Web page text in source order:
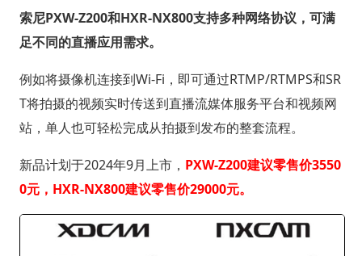
索尼PXW-Z200和HXR-NX800支持多种网络协议，可满
足不同的直播应用需求。
例如将摄像机连接到Wi-Fi，即可通过RTMP/RTMPS和SR
T将拍摄的视频实时传送到直播流媒体服务平台和视频网
站，单人也可轻松完成从拍摄到发布的整套流程。
新品计划于2024年9月上市， PXW-Z200建议零售价3550
0元，HXR-NX800建议零售价29000元。